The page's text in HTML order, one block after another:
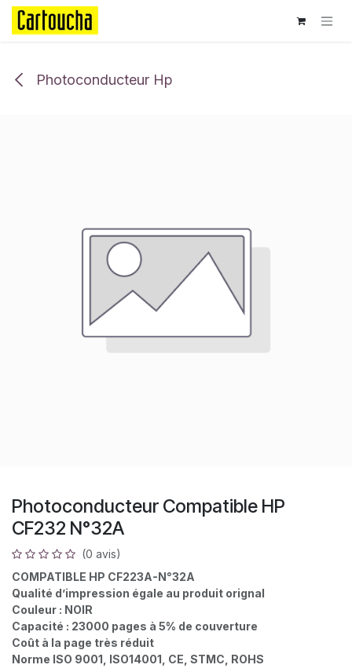
Se rendre au contenu
Photoconducteur Hp
Photoconducteur Compatible HP
CF232 N°32A
(0 avis)
COMPATIBLE HP CF223A-N°32A
Qualité d’impression égale au produit orignal
Couleur : NOIR
Capacité : 23000 pages à 5% de couverture
Coût à la page très réduit
Norme ISO 9001, ISO14001, CE, STMC, ROHS